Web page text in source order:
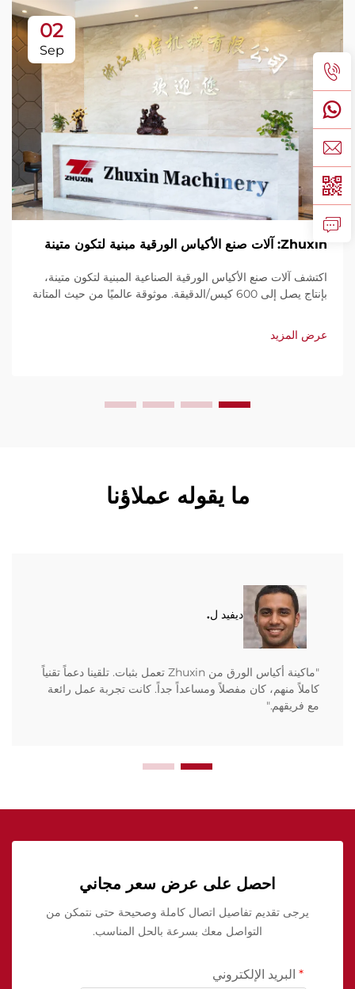
02
Sep
Zhuxin: آلات صنع الأكياس الورقية مبنية لتكون متينة
اكتشف آلات صنع الأكياس الورقية الصناعية المبنية لتكون متينة،
بإنتاج يصل إلى 600 كيس/الدقيقة. موثوقة عالميًا من حيث المتانة
وخدمة سريعة. اطلب عرض سعر اليوم.
عرض المزيد
ما يقوله عملاؤنا
ديفيد ل.
"ماكينة أكياس الورق من Zhuxin تعمل بثبات. تلقينا دعماً تقنياً
كاملاً منهم، كان مفصلاً ومساعداً جداً. كانت تجربة عمل رائعة
مع فريقهم."
احصل على عرض سعر مجاني
يرجى تقديم تفاصيل اتصال كاملة وصحيحة حتى نتمكن من
التواصل معك بسرعة بالحل المناسب.
البريد الإلكتروني